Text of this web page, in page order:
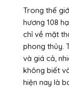
Trong thế
hương 108
chỉ về mặt
phong thủy.
và giá cả,
không biết
hiện nay là